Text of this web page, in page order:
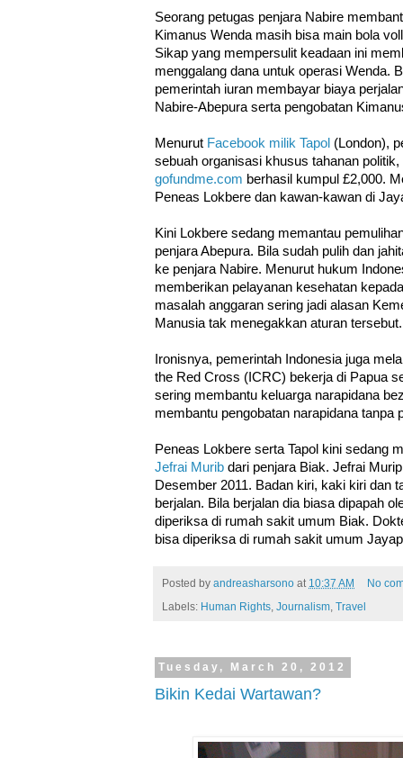
Seorang petugas penjara Nabire
Kimanus Wenda masih bisa main bola
Sikap yang mempersulit keadaan ini
menggalang dana untuk operasi Wenda.
pemerintah iuran membayar biaya
Nabire-Abepura serta pengobatan
Menurut Facebook milik Tapol (London),
sebuah organisasi khusus tahanan
gofundme.com berhasil kumpul £2,000.
Peneas Lokbere dan kawan-kawan di
Kini Lokbere sedang memantau
penjara Abepura. Bila sudah pulih dan
ke penjara Nabire. Menurut hukum
memberikan pelayanan kesehatan
masalah anggaran sering jadi alasan
Manusia tak menegakkan aturan tersebut.
Ironisnya, pemerintah Indonesia juga
the Red Cross (ICRC) bekerja di Papua
sering membantu keluarga narapidana
membantu pengobatan narapidana tanpa
Peneas Lokbere serta Tapol kini sedang
Jefrai Murib dari penjara Biak. Jefrai
Desember 2011. Badan kiri, kaki kiri dan
berjalan. Bila berjalan dia biasa dipapah
diperiksa di rumah sakit umum Biak.
bisa diperiksa di rumah sakit umum
Posted by andreasharsono at 10:37 AM
No
Labels: Human Rights Journalism Travel
Tuesday, March 20, 2012
Bikin Kedai Wartawan?